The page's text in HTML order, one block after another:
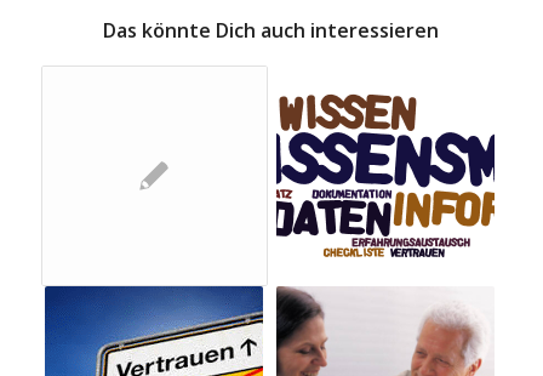
Das könnte Dich auch interessieren